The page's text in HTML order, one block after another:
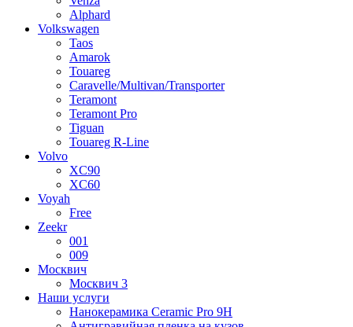
Alphard
Volkswagen
Taos
Amarok
Touareg
Caravelle/Multivan/Transporter
Teramont
Teramont Pro
Tiguan
Touareg R-Line
Volvo
XC90
XC60
Voyah
Free
Zeekr
001
009
Москвич
Москвич 3
Наши услуги
Нанокерамика Ceramic Pro 9H